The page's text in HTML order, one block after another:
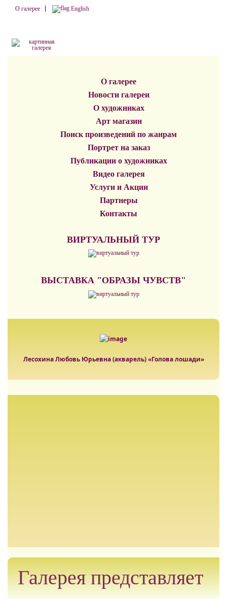
О галерее English
О галерее
Новости галереи
О художниках
Арт магазин
Поиск произведений по жанрам
Портрет на заказ
Публикации о художниках
Видео галерея
Услуги и Акции
Партнеры
Контакты
ВИРТУАЛЬНЫЙ ТУР
ВЫСТАВКА "ОБРАЗЫ ЧУВСТВ"
Лесохина Любовь Юрьевна (акварель) «Голова лошади»
Галерея представляет